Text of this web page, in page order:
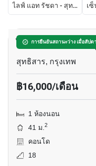
ไลฟ์ แอท รัชดา - สุทธิสาร
การยืนยันสถานะว่าง เมื่อสัป
ไลฟ์ แอท รัชดา -
สุทธิสาร, กรุงเทพ
฿16,000/เดือน
1 ห้องนอน
41 ม.2
คอนโด
18